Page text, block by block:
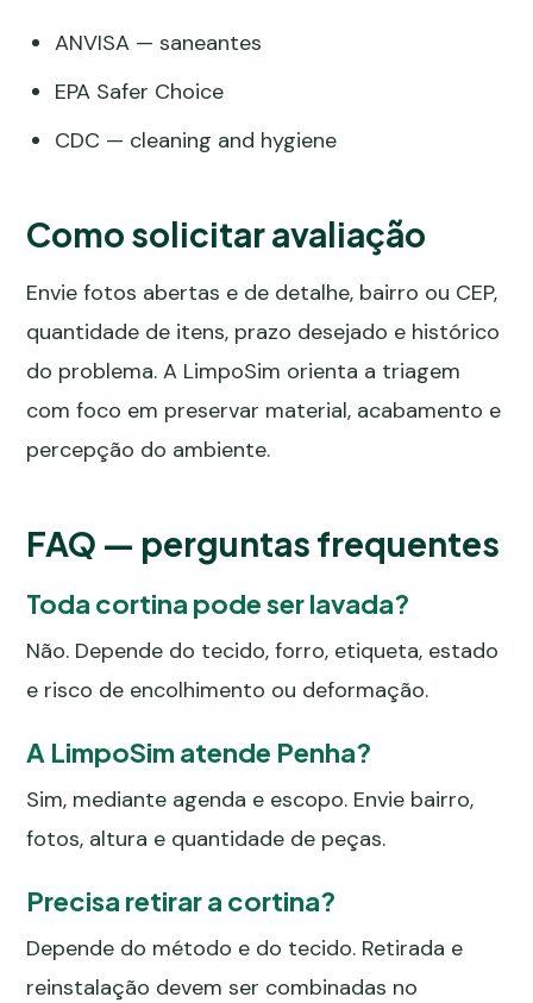
ANVISA — saneantes
EPA Safer Choice
CDC — cleaning and hygiene
Como solicitar avaliação
Envie fotos abertas e de detalhe, bairro ou CEP,
quantidade de itens, prazo desejado e histórico
do problema. A LimpoSim orienta a triagem
com foco em preservar material, acabamento e
percepção do ambiente.
FAQ — perguntas frequentes
Toda cortina pode ser lavada?
Não. Depende do tecido, forro, etiqueta, estado
e risco de encolhimento ou deformação.
A LimpoSim atende Penha?
Sim, mediante agenda e escopo. Envie bairro,
fotos, altura e quantidade de peças.
Precisa retirar a cortina?
Depende do método e do tecido. Retirada e
reinstalação devem ser combinadas no